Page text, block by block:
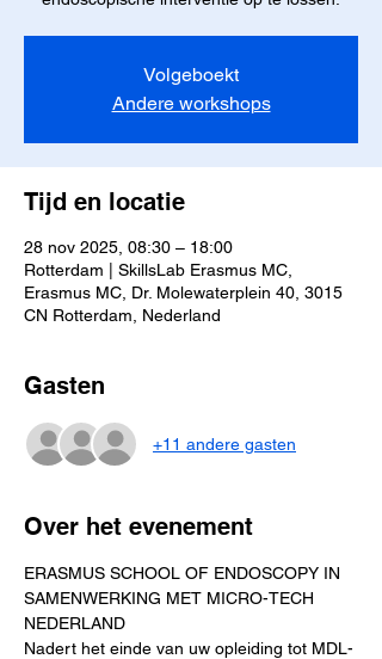
Volgeboekt
Andere workshops
Tijd en locatie
28 nov 2025, 08:30 – 18:00
Rotterdam | SkillsLab Erasmus MC,
Erasmus MC, Dr. Molewaterplein 40, 3015
CN Rotterdam, Nederland
Gasten
+11 andere gasten
Over het evenement
ERASMUS SCHOOL OF ENDOSCOPY IN
SAMENWERKING MET MICRO-TECH
NEDERLAND
Nadert het einde van uw opleiding tot MDL-